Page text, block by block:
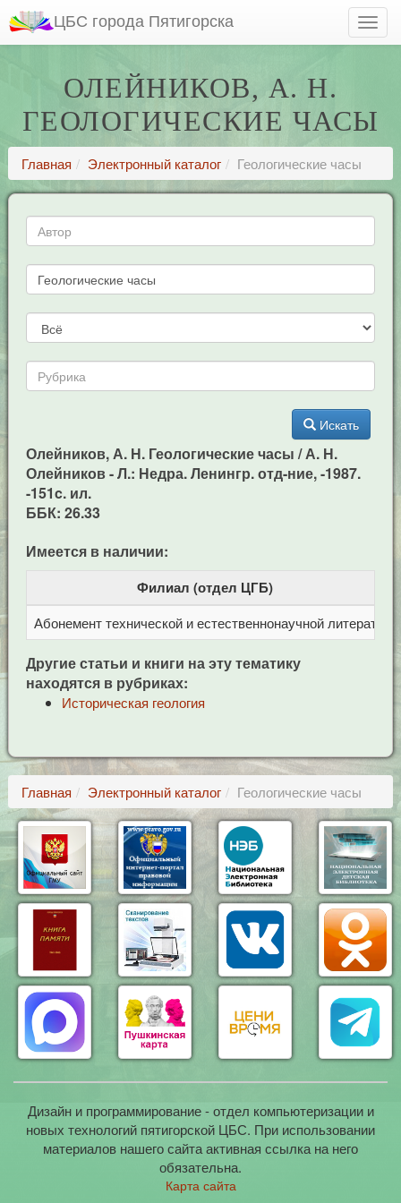
ЦБС города Пятигорска
ОЛЕЙНИКОВ, А. Н.
ГЕОЛОГИЧЕСКИЕ ЧАСЫ
Главная Электронный каталог Геологические часы
Искать
Олейников, А. Н. Геологические часы / А. Н.
Олейников - Л.: Недра. Ленингр. отд-ние, -1987.
-151c. ил.
ББК: 26.33
Имеется в наличии:
Филиал (отдел ЦГБ)
Абонемент технической и естественнонаучной литерат
Другие статьи и книги на эту тематику
находятся в рубриках:
Историческая геология
Главная Электронный каталог Геологические часы
Дизайн и программирование - отдел компьютеризации и
новых технологий пятигорской ЦБС. При использовании
материалов нашего сайта активная ссылка на него
обязательна.
Карта сайта